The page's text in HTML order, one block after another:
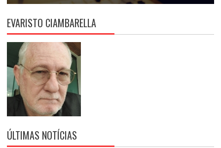
EVARISTO CIAMBARELLA
ÚLTIMAS NOTÍCIAS